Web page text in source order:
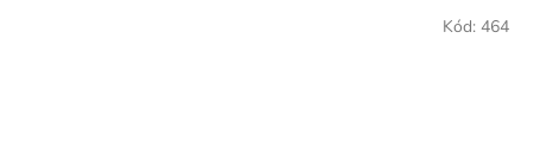
Kód: 464